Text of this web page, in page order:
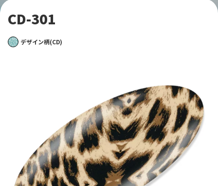
CD-301
デザイン柄(CD)